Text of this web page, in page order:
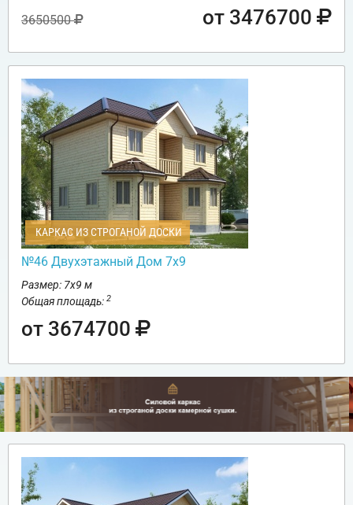
3650500 от 3476700
КАРКАС ИЗ СТРОГАНОЙ ДОСКИ
№46 Двухэтажный Дом 7х9
Размер: 7х9 м
Общая площадь: 2
от 3674700